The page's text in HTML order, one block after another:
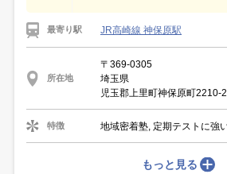
最寄り駅 JR高崎線 神保原駅
所在地
〒369-0305
埼玉県
児玉郡上里町神保原町2210-2
特徴 地域密着塾, 定期テストに強
もっと見る